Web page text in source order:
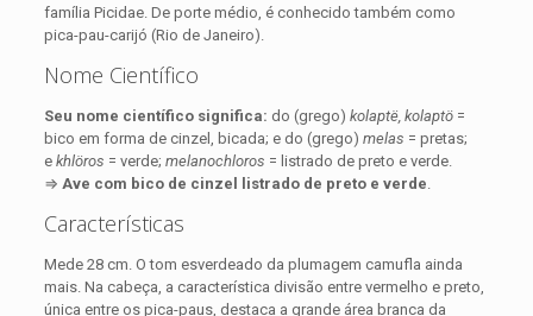
família Picidae. De porte médio, é conhecido também como
pica-pau-carijó (Rio de Janeiro).
Nome Científico
Seu nome científico significa: do (grego) kolaptë, kolaptö=
bico em forma de cinzel, bicada; e do (grego) melas = pretas;
e khlöros = verde; melanochloros = listrado de preto e verde.
⇒ Ave com bico de cinzel listrado de preto e verde
Características
Mede 28 cm. O tom esverdeado da plumagem camufla ainda
mais. Na cabeça, a característica divisão entre vermelho e preto,
única entre os pica-paus, destaca a grande área branca da